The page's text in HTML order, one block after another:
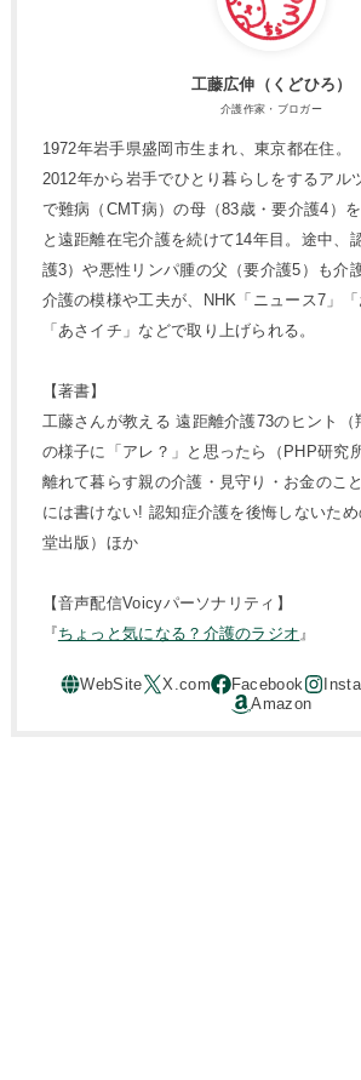
工藤広伸（くどひろ）
介護作家・ブロガー
1972年岩手県盛岡市生まれ、東京都在住。
2012年から岩手でひとり暮らしをするアル
で難病（CMT病）の母（83歳・要介護4）
と遠距離在宅介護を続けて14年目。途中、
護3）や悪性リンパ腫の父（要介護5）も介
介護の模様や工夫が、NHK「ニュース7」「
「あさイチ」などで取り上げられる。
【著書】
工藤さんが教える 遠距離介護73のヒント（
の様子に「アレ？」と思ったら（PHP研究
離れて暮らす親の介護・見守り・お金のこ
には書けない! 認知症介護を後悔しないた
堂出版）ほか
【音声配信Voicyパーソナリティ】
『ちょっと気になる？介護のラジオ 』